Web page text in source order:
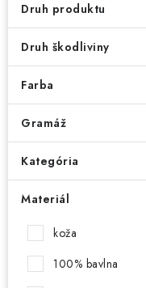
Druh produktu
Druh škodliviny
Farba
Gramáž
Kategória
Materiál
koža
100% bavlna